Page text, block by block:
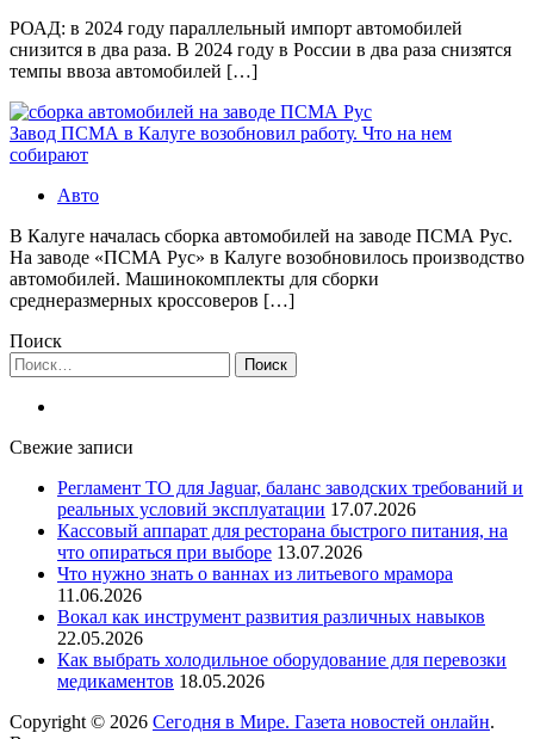
РОАД: в 2024 году параллельный импорт автомобилей
снизится в два раза. В 2024 году в России в два раза снизятся
темпы ввоза автомобилей […]
Завод ПСМА в Калуге возобновил работу. Что на нем
собирают
Авто
В Калуге началась сборка автомобилей на заводе ПСМА Рус.
На заводе «ПСМА Рус» в Калуге возобновилось производство
автомобилей. Машинокомплекты для сборки
среднеразмерных кроссоверов […]
Поиск
Найти:
Свежие записи
Регламент ТО для Jaguar, баланс заводских требований и
реальных условий эксплуатации 17.07.2026
Кассовый аппарат для ресторана быстрого питания, на
что опираться при выборе 13.07.2026
Что нужно знать о ваннах из литьевого мрамора
11.06.2026
Вокал как инструмент развития различных навыков
22.05.2026
Как выбрать холодильное оборудование для перевозки
медикаментов 18.05.2026
Copyright © 2026 Сегодня в Мире. Газета новостей онлайн.